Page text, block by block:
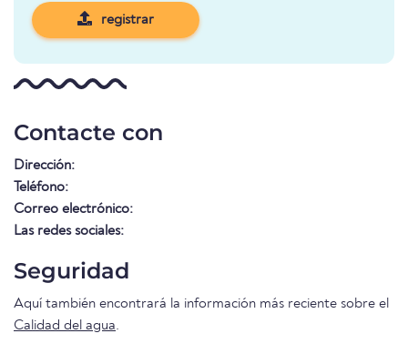
registrar
Contacte con
Dirección:
Teléfono:
Correo electrónico:
Las redes sociales:
Seguridad
Aquí también encontrará la información más reciente sobre el
Calidad del agua.